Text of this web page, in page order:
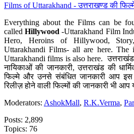
Films of Uttarakhand - उत्तराखण्ड की
Everything about the Films can be
calledHillywood-Uttarakhand Film
Hero, Heroins of Hillywood,
Uttarakhandi Films- all are here. The
Uttarakhandi films is also here.
नायिकाओं की जानकारी, उत्तराखंड की
फिल्मे और उनसे संबंधित जानकारी आप
रिलीज़ होने वाली फिल्मों की जानकारी भी
Moderators: AshokMall, R.K.Verma,
Posts: 2,899
Topics: 76